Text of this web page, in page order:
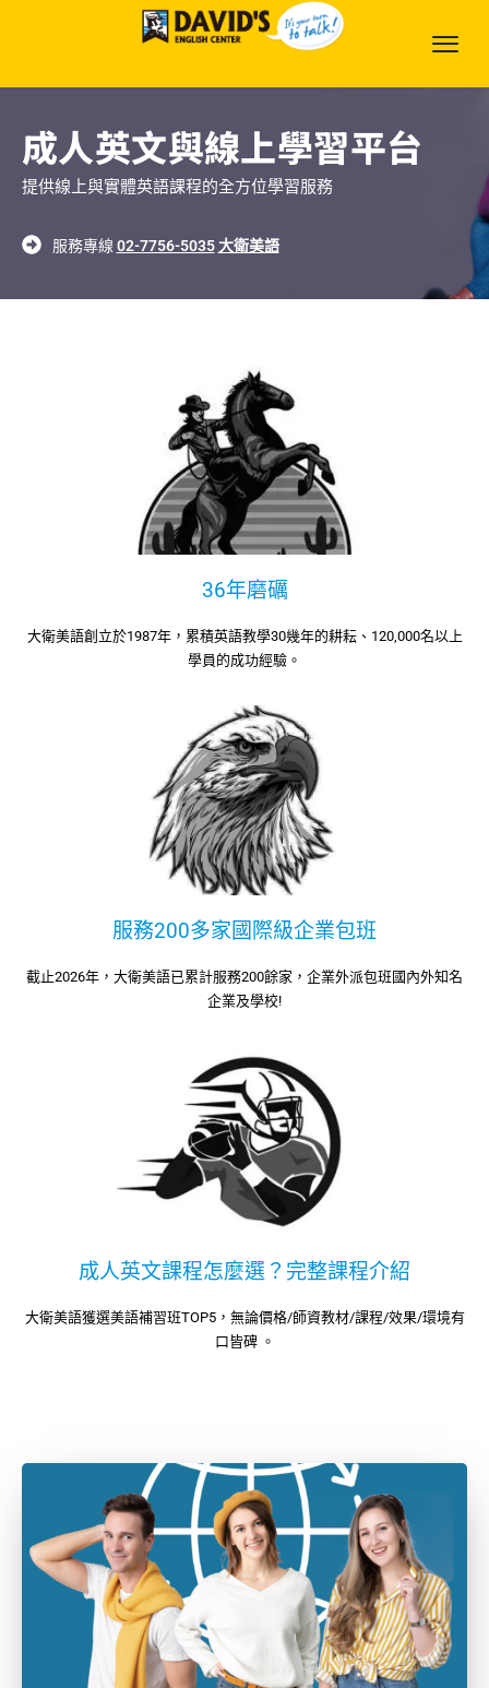
成人英文與線上學習平台
提供線上與實體英語課程的全方位學習服務
服務專線 02-7756-5035 大衛美語
36年磨礪
大衛美語創立於1987年，累積英語教學30幾年的耕耘、120,000名以上
學員的成功經驗。
服務200多家國際級企業包班
截止2026年，大衛美語已累計服務200餘家，企業外派包班國內外知名
企業及學校!
成人英文課程怎麼選？完整課程介紹
大衛美語獲選美語補習班TOP5，無論價格/師資教材/課程/效果/環境有
口皆碑 。